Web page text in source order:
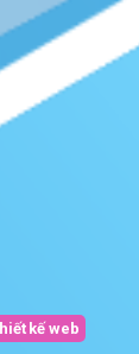
kế web